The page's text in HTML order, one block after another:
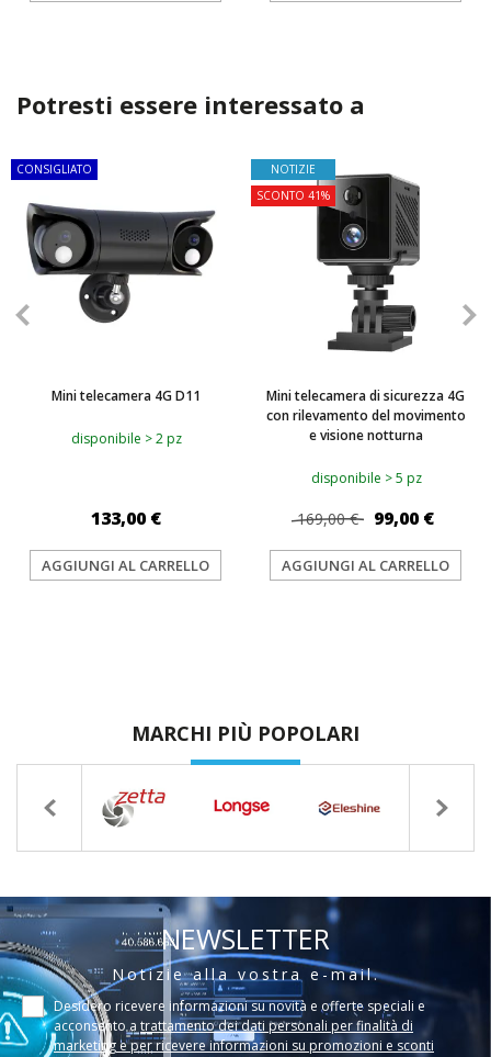
Potresti essere interessato a
CONSIGLIATO
Mini telecamera 4G D11
disponibile > 2 pz
133,00 €
AGGIUNGI AL CARRELLO
NOTIZIE
SCONTO 41%
Mini telecamera di sicurezza 4G
con rilevamento del movimento
e visione notturna
disponibile > 5 pz
169,00 € 99,00 €
AGGIUNGI AL CARRELLO
MARCHI PIÙ POPOLARI
NEWSLETTER
Notizie alla vostra e-mail.
Desidero ricevere informazioni su novità e offerte speciali e
acconsento a trattamento dei dati personali per finalità di
marketing e per ricevere informazioni su promozioni e sconti